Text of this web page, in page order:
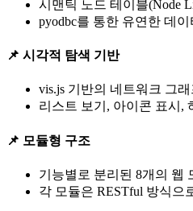
시맨틱 노드 테이블(Node
pyodbc를 통한 유연한 데
📌 시각적 탐색 기반
vis.js 기반의 네트워크 그
리스트 보기, 아이콘 표시,
📌 모듈형 구조
기능별로 분리된 8개의 웹
각 모듈은 RESTful 방식으